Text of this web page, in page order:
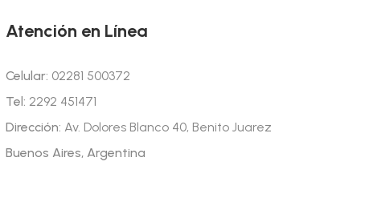
Atención en Línea
Celular: 02281 500372
Tel: 2292 451471
Dirección: Av. Dolores Blanco 40, Benito Juarez
Buenos Aires, Argentina